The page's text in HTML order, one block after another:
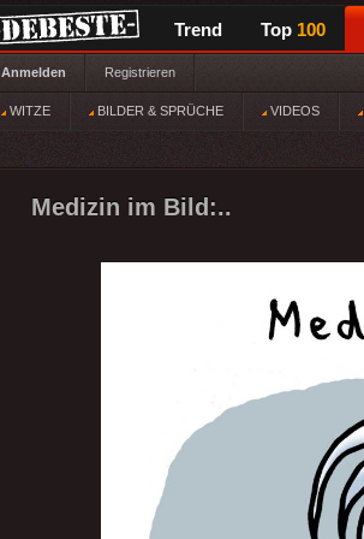
Trend Top 100
Anmelden Registrieren
WITZE BILDER & SPRÜCHE VIDEOS
Medizin im Bild:..